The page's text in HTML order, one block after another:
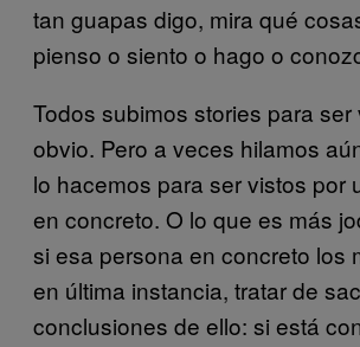
tan guapas digo, mira qué
pienso o siento o hago o
Todos subimos stories para
obvio. Pero a veces hilamos
lo hacemos para ser vistos por
en concreto. O lo que es más
si esa persona en concreto los
en última instancia, tratar de
conclusiones de ello: si está